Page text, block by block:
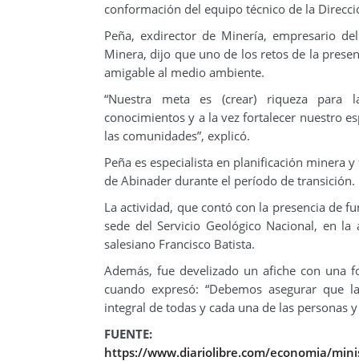
conformación del equipo técnico de la
Peña, exdirector de Minería, empresario
Minera, dijo que uno de los retos de la
amigable al medio ambiente.
“Nuestra meta es (crear) riqueza para
conocimientos y a la vez fortalecer nuestro
las comunidades”, explicó.
Peña es especialista en planificación minera
de Abinader durante el período de transición.
La actividad, que contó con la presencia de
sede del Servicio Geológico Nacional, en
salesiano Francisco Batista.
Además, fue develizado un afiche con una
cuando expresó: “Debemos asegurar que
integral de todas y cada una de las personas
FUENTE:
https://www.diariolibre.com/economia/